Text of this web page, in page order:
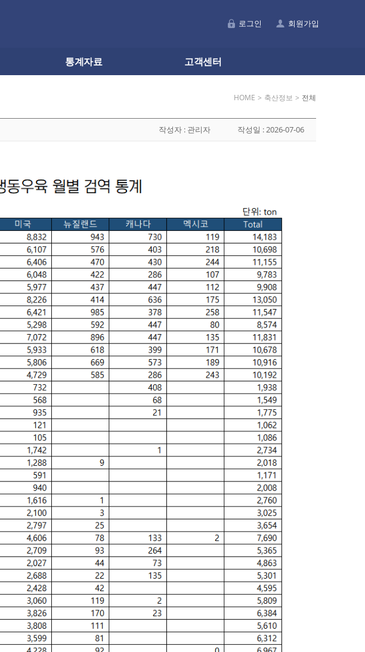
로그인 회원가입
통계자료 고객센터
HOME > 축산정보 > 전체
작성자 : 관리자 작성일 :2026-07-06